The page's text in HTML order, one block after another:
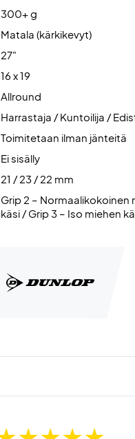
300+ g
Matala (kärkikevyt)
27"
16 x 19
Allround
Harrastaja / Kuntoilija /
Toimitetaan ilman jänteitä
Ei sisälly
21 / 23 / 22 mm
Grip 2 – Normaalikokoinen
käsi / Grip 3 – Iso miehen